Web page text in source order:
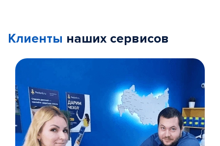
Клиенты наших сервисов